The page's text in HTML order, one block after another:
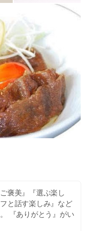
褒美』『選ぶ楽し
と話す楽しみ』など
『ありがとう』がい
お帰りいただくこと